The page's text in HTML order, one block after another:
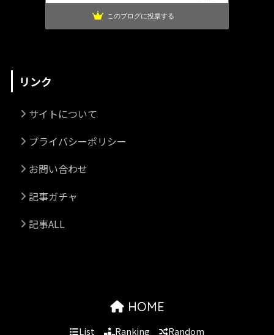
このブログに投票する
リンク
サイトについて
プライバシーポリシー
お問い合わせ
記事ガチャ
記事ALL
HOME
List Ranking Random